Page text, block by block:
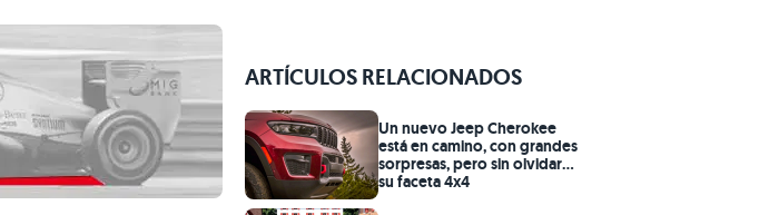
ARTÍCULOS RELACIONADOS
Un nuevo Jeep Cherokee
está en camino, con grandes
sorpresas, pero sin olvidar
su faceta 4x4